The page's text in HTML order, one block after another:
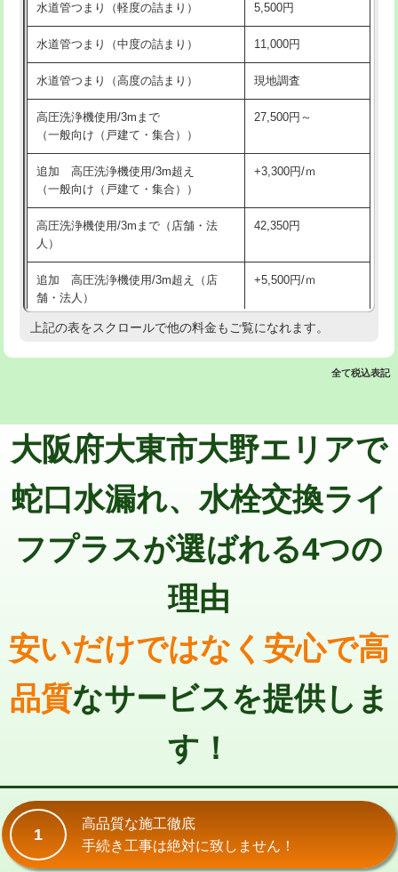
洗面台設置 38,500円
化粧台設置 22,000円
追加人工 16,500円
廃棄・処分 現場見積
※給水管工事は20mmまでの価格です。
交換・取付(排水栓・排水トラップ
22,000円+材料費
持込商品取付（混合水栓）
持込商品取付（浄水器・分岐水栓） 16,500円
業）
排水管工事（追加 排水管工事/3ｍ超
え）
マス交換（土の掘削・埋め戻し作業） 11,000円~
マス交換（深さ50㎝以上） 66,000円
コンクリート斫り（厚さ10㎝超え） 38,500円
モルタル補修（厚さ10㎝まで） 27,500円
廃棄・処分 現場見積
水道管つまり（軽度の詰まり） 5,500円
水道管つまり（中度の詰まり） 11,000円
水道管つまり（高度の詰まり） 現地調査
高圧洗浄機使用/3mまで
（一般向け（戸建て・集合））
27,500円～
追加 高圧洗浄機使用/3m超え
（一般向け（戸建て・集合））
+3,300円/ｍ
高圧洗浄機使用/3mまで（店舗・法
人）
42,350円
追加 高圧洗浄機使用/3m超え（店
舗・法人）
+5,500円/ｍ
高度高圧洗浄換 現地調査
追加トーラー機使用/3m超え +3,300円
カメラ調査 33,000円
桝清掃 8,800円
止水・漏水調査・防水処理・清掃・修
11,000円
止水・漏水調査・防水処理・清掃・修
止水・漏水調査・防水処理・清掃・修
理・調整・分解・加工など（重作業）
33,000円
その他部品の脱着 8,800円～
交換・取付(単水栓（壁付・デッキ
式）)
13,200円+材料費
交換・取付(混合水栓（壁付・デッキ
式・ワンホール）)
16,500円+材料費
上記の表をスクロールで他の料金もご覧になれます。
全て税込表記
大阪府大東市大野エリアで
蛇口水漏れ、水栓交換ライ
フプラスが選ばれる4つの
理由
安いだけではなく安心で高
品質なサービスを提供しま
す！
1
高品質な施工徹底
手続き工事は絶対に致しません！